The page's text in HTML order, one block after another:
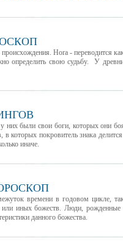
Hora - переводится
определить свою судьбу. У
них были свои боги, которых они
в которых покровитель знака
иначе.
времени в годовом цикле,
или иных божеств. Люди,
данного божества.